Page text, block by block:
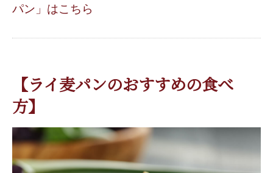
パン」はこちら
【ライ麦パンのおすすめの食べ
方】